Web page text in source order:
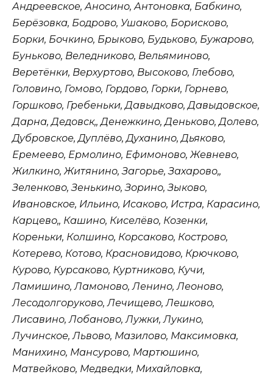
Андреевское, Аносино, Антоновка, Бабкино,
Берёзовка, Бодрово, Ушаково, Борисково,
Борки, Бочкино, Брыково, Будьково, Бужарово,
Буньково, Веледниково, Вельяминово,
Веретёнки, Верхуртово, Высоково, Глебово,
Головино, Гомово, Гордово, Горки, Горнево,
Горшково, Гребеньки, Давыдково, Давыдовское,
Дарна, Дедовск,, Денежкино, Деньково, Долево,
Дубровское, Дуплёво, Духанино, Дьяково,
Еремеево, Ермолино, Ефимоново, Жевнево,
Жилкино, Житянино, Загорье, Захарово,,
Зеленково, Зенькино, Зорино, Зыково,
Ивановское, Ильино, Исаково, Истра, Карасино,
Карцево,, Кашино, Киселёво, Козенки,
Кореньки, Колшино, Корсаково, Кострово,
Котерево, Котово, Красновидово, Крючково,
Курово, Курсаково, Куртниково, Кучи,
Ламишино, Ламоново, Ленино, Леоново,
Лесодолгоруково, Лечищево, Лешково,
Лисавино, Лобаново, Лужки, Лукино,
Лучинское, Львово, Мазилово, Максимовка,
Манихино, Мансурово, Мартюшино,
Матвейково, Медведки, Михайловка,